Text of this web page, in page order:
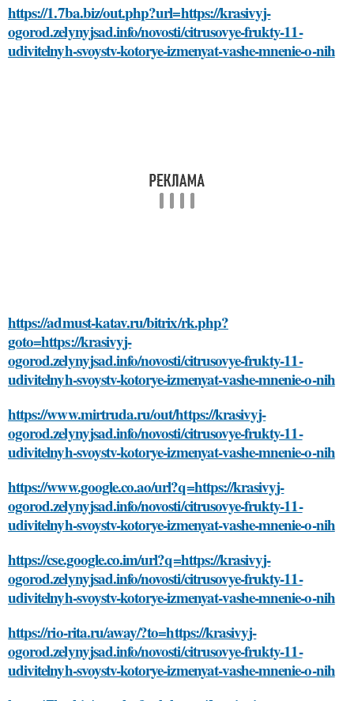
https://1.7ba.biz/out.php?url=https://krasivyj-
ogorod.zelynyjsad.info/novosti/citrusovye-frukty-11-
udivitelnyh-svoystv-kotorye-izmenyat-vashe-mnenie-o-nih
https://admust-katav.ru/bitrix/rk.php?
goto=https://krasivyj-
ogorod.zelynyjsad.info/novosti/citrusovye-frukty-11-
udivitelnyh-svoystv-kotorye-izmenyat-vashe-mnenie-o-nih
https://www.mirtruda.ru/out/https://krasivyj-
ogorod.zelynyjsad.info/novosti/citrusovye-frukty-11-
udivitelnyh-svoystv-kotorye-izmenyat-vashe-mnenie-o-nih
https://www.google.co.ao/url?q=https://krasivyj-
ogorod.zelynyjsad.info/novosti/citrusovye-frukty-11-
udivitelnyh-svoystv-kotorye-izmenyat-vashe-mnenie-o-nih
https://cse.google.co.im/url?q=https://krasivyj-
ogorod.zelynyjsad.info/novosti/citrusovye-frukty-11-
udivitelnyh-svoystv-kotorye-izmenyat-vashe-mnenie-o-nih
https://rio-rita.ru/away/?to=https://krasivyj-
ogorod.zelynyjsad.info/novosti/citrusovye-frukty-11-
udivitelnyh-svoystv-kotorye-izmenyat-vashe-mnenie-o-nih